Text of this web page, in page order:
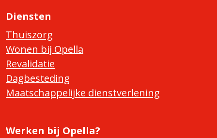
Diensten
Thuiszorg
Wonen bij Opella
Revalidatie
Dagbesteding
Maatschappelijke dienstverlening
Werken bij Opella?